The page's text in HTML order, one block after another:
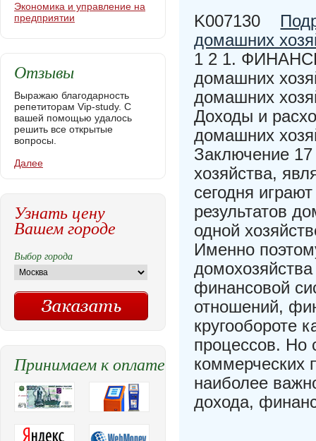
K007130
домашних
1 2 1.
домашних
домашних
Доходы и
домашних
Заключение
хозяйства,
сегодня
результатов
одной
Именно
финансовой
отношений,
кругообороте
процессов. Но
коммерческих
наиболее
дохода,
Экономика и управление на
предприятии
Отзывы
Выражаю благодарность
репетиторам Vip-study. С
вашей помощью удалось
решить все открытые
вопросы.
Далее
Узнать цену
Вашем городе
Выбор города
Принимаем к оплате